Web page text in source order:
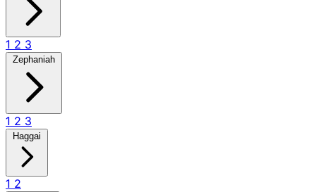
1 2 3
Zephaniah
1 2 3
Haggai
1 2